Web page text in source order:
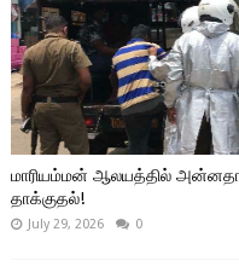
மாரியம்மன் ஆலயத்தில்
தாக்குதல்!
July 29, 2026 0